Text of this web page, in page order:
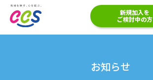
新規加入を
ご検討中の方
お知らせ